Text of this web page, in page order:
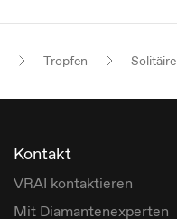
Tropfen Solitäire
Kontakt
VRAI kontaktieren
Mit Diamantenexperten